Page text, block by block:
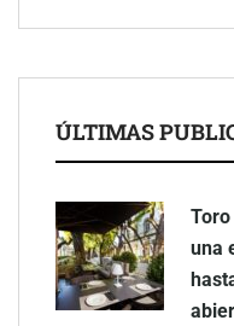
ÚLTIMAS
una